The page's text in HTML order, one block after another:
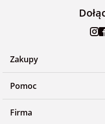
Zakupy
Pomoc
Firma